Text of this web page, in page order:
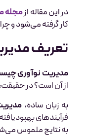
در این مقاله ازمجله
کار گرفته می‌شود و
تعریف
مدیریت نوآوری
از آن است؟ در حقیقت،
به زبان ساده،
فرآیندهای
به نتایج ملموس